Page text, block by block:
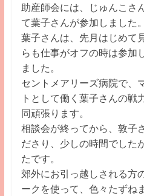
助産師会には、じゅんこさ
て葉子さんが参加しました。
葉子さんは、先月はじめて
らも仕事がオフの時は参加
ました。
セントメアリーズ病院で、
トとして働く葉子さんの戦
同頑張ります。
相談会が終ってから、敦子
ださり、少しの時間でした
たです。
郊外にお引っ越しされる方
ークを使って、色々たずね